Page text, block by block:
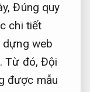
Đúng quy
chi tiết
dựng web
Từ đó, Đội
được mẫu